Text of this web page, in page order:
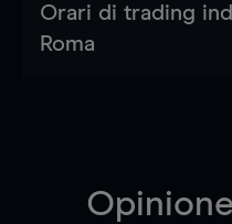
Orari di trading
Roma